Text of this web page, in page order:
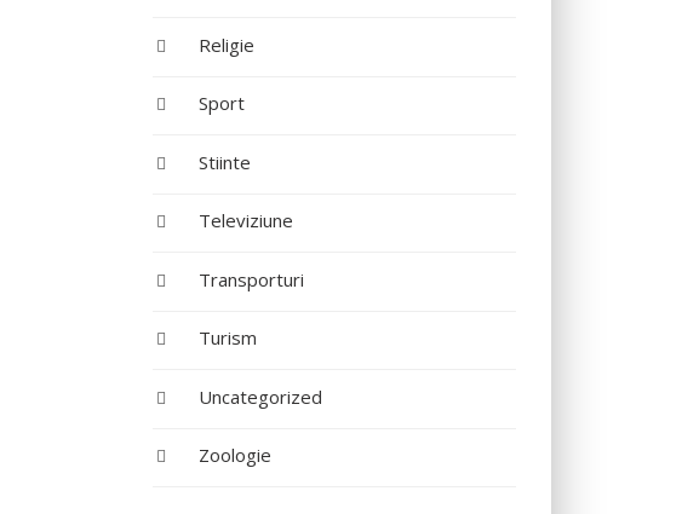
Religie
Sport
Stiinte
Televiziune
Transporturi
Turism
Uncategorized
Zoologie